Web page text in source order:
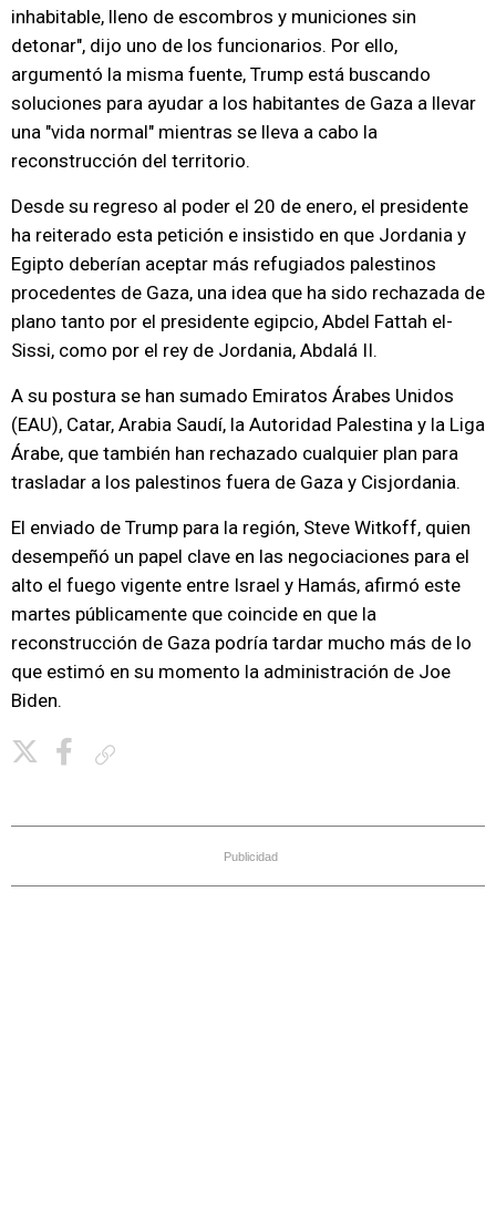
inhabitable, lleno de escombros y municiones sin
detonar", dijo uno de los funcionarios. Por ello,
argumentó la misma fuente, Trump está buscando
soluciones para ayudar a los habitantes de Gaza a llevar
una "vida normal" mientras se lleva a cabo la
reconstrucción del territorio.
Desde su regreso al poder el 20 de enero, el presidente
ha reiterado esta petición e insistido en que Jordania y
Egipto deberían aceptar más refugiados palestinos
procedentes de Gaza, una idea que ha sido rechazada de
plano tanto por el presidente egipcio, Abdel Fattah el-
Sissi, como por el rey de Jordania, Abdalá II.
A su postura se han sumado Emiratos Árabes Unidos
(EAU), Catar, Arabia Saudí, la Autoridad Palestina y la Liga
Árabe, que también han rechazado cualquier plan para
trasladar a los palestinos fuera de Gaza y Cisjordania.
El enviado de Trump para la región, Steve Witkoff, quien
desempeñó un papel clave en las negociaciones para el
alto el fuego vigente entre Israel y Hamás, afirmó este
martes públicamente que coincide en que la
reconstrucción de Gaza podría tardar mucho más de lo
que estimó en su momento la administración de Joe
Biden.
Publicidad